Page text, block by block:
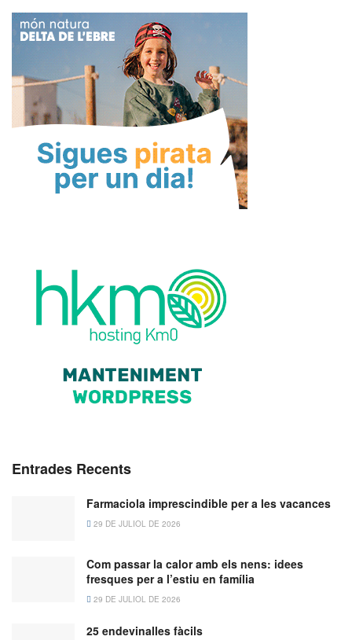
Entrades Recents
Farmaciola imprescindible per a les vacances
29 DE JULIOL DE 2026
Com passar la calor amb els nens: idees
fresques per a l’estiu en família
29 DE JULIOL DE 2026
25 endevinalles fàcils